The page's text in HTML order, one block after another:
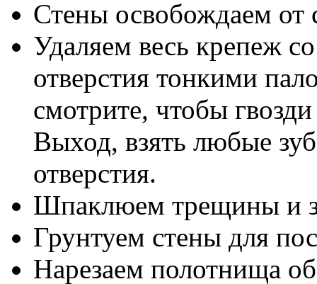
Стены освобождаем от
Удаляем весь крепеж
отверстия тонкими
смотрите, чтобы
Выход, взять любые
отверстия.
Шпаклюем трещины и
Грунтуем стены для
Нарезаем полотнища